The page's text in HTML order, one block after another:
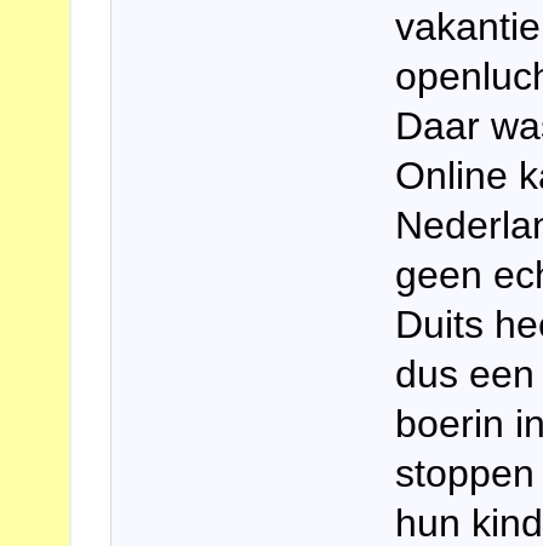
Daar
Online
geen
Duits
dus
boerin
hun